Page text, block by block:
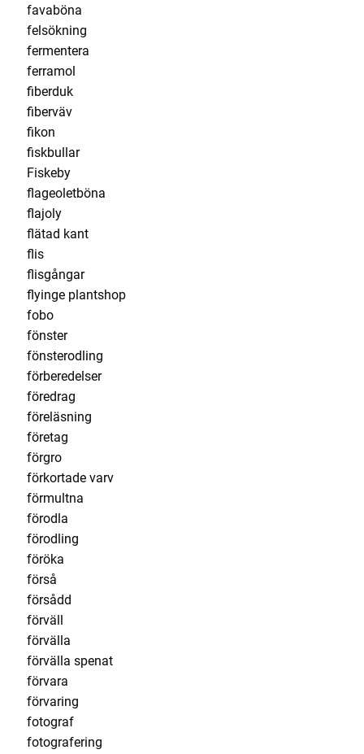
favaböna
felsökning
fermentera
ferramol
fiberduk
fiberväv
fikon
fiskbullar
Fiskeby
flageoletböna
flajoly
flätad kant
flis
flisgångar
flyinge plantshop
fobo
fönster
fönsterodling
förberedelser
föredrag
föreläsning
företag
förgro
förkortade varv
förmultna
förodla
förodling
föröka
förså
försådd
förväll
förvälla
förvälla spenat
förvara
förvaring
fotograf
fotografering